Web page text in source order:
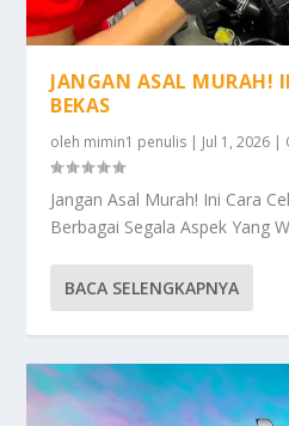
JANGAN ASAL MURAH!
BEKAS
oleh mimin1 penulis | Jul 1, 2026 |
Jangan Asal Murah! Ini Cara
Berbagai Segala Aspek Yang
BACA SELENGKAPNYA